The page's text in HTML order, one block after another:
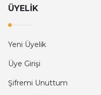
kargo hızlı
mehmet yıldız | 19/06/2025
seiko astron kordon 7x52
ÜYELİK
Yeni Üyelik
Üye Girişi
Şifremi Unuttum